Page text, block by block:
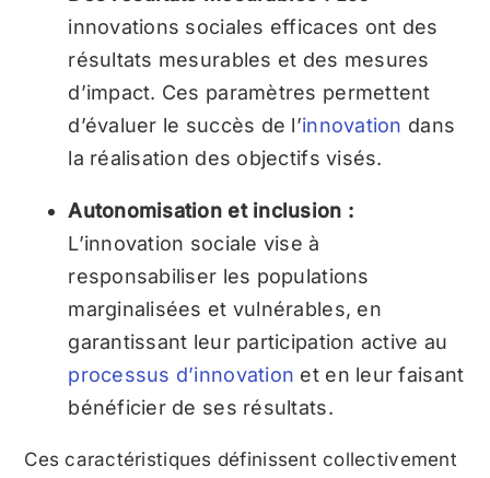
innovations sociales efficaces ont des
résultats mesurables et des mesures
d’impact. Ces paramètres permettent
d’évaluer le succès de l’innovation dans
la réalisation des objectifs visés.
Autonomisation et inclusion :
L’innovation sociale vise à
responsabiliser les populations
marginalisées et vulnérables, en
garantissant leur participation active au
processus d’innovation et en leur faisant
bénéficier de ses résultats.
Ces caractéristiques définissent collectivement